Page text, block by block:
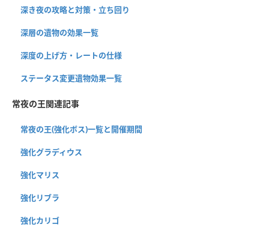
深き夜の攻略と対策・立ち回り
深層の遺物の効果一覧
深度の上げ方・レートの仕様
ステータス変更遺物効果一覧
常夜の王関連記事
常夜の王(強化ボス)一覧と開催期間
強化グラディウス
強化マリス
強化リブラ
強化カリゴ